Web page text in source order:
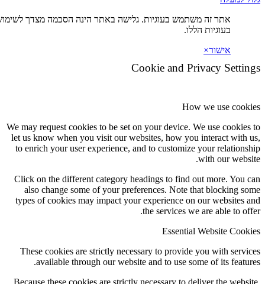
משתמש בעוגיות. גלישה באתר הינה הסכמה מצדך לשימוש
Cookie and
How
We may request cookies to be set on your device. We
let us know when you visit our websites, how you
to enrich your user experience, and to customize
Click on the different category headings to find out
also change some of your preferences. Note that
types of cookies may impact your experience on
the services we
Essential
These cookies are strictly necessary to provide
available through our website and to use some
Because these cookies are strictly necessary to